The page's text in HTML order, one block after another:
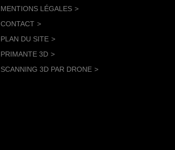
MENTIONS LÉGALES
CONTACT
PLAN DU SITE
PRIMANTE 3D
SCANNING 3D PAR DRONE